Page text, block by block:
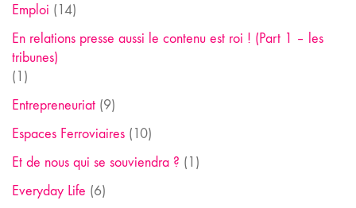
Emploi (14)
En relations presse aussi le contenu est roi ! (Part 1 – les
tribunes)
(1)
Entrepreneuriat (9)
Espaces Ferroviaires (10)
Et de nous qui se souviendra ? (1)
Everyday Life (6)